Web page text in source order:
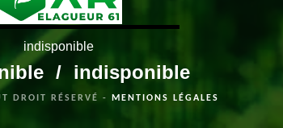
indisponible
/ indisponible
DROIT RÉSERVÉ - MENTIONS LÉGALES